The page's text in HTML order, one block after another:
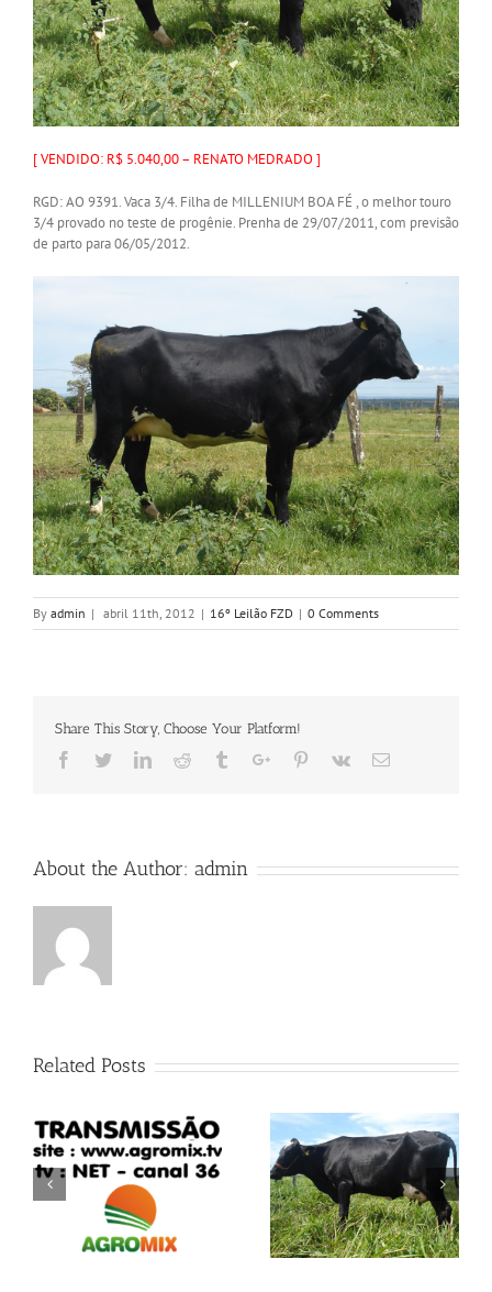
[ VENDIDO: R$ 5.040,00 – RENATO MEDRADO ]
RGD: AO 9391. Vaca 3/4. Filha de MILLENIUM BOA FÉ , o melhor touro
3/4 provado no teste de progênie. Prenha de 29/07/2011, com previsão
de parto para 06/05/2012.
By admin | abril 11th, 2012 | 16º Leilão FZD | 0 Comments
Share This Story, Choose Your Platform!
Facebook
TwitterLinkedinReddit TumblrGoogle+Pinterest
Vk Email
About the Author: admin
Related Posts
Bharaka Famoso FZD Odalisca Barrick FZD